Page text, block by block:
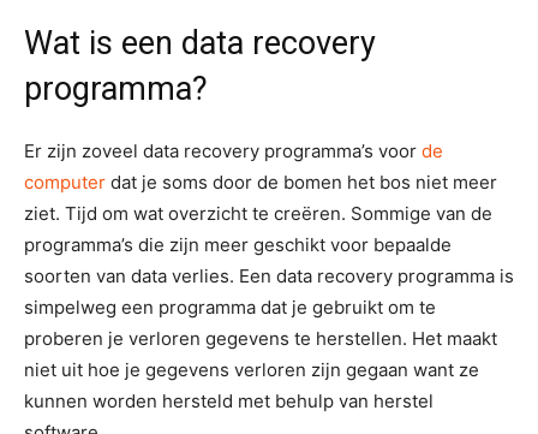
Wat is een data recovery
programma?
Er zijn zoveel data recovery programma’s voor de
computer dat je soms door de bomen het bos niet meer
ziet. Tijd om wat overzicht te creëren. Sommige van de
programma’s die zijn meer geschikt voor bepaalde
soorten van data verlies. Een data recovery programma is
simpelweg een programma dat je gebruikt om te
proberen je verloren gegevens te herstellen. Het maakt
niet uit hoe je gegevens verloren zijn gegaan want ze
kunnen worden hersteld met behulp van herstel